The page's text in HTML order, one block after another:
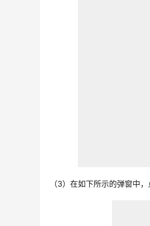
（3）在如下所示的弹窗中